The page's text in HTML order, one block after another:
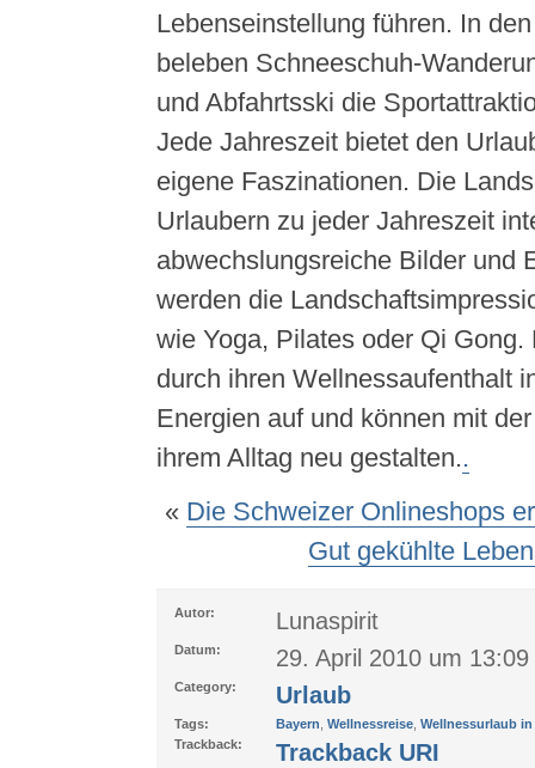
Lebenseinstellung führen. In
beleben Schneeschuh-
und Abfahrtsski die
Jede Jahreszeit bietet den
eigene Faszinationen. Die
Urlaubern zu jeder Jahreszeit
abwechslungsreiche Bilder und
werden die
wie Yoga, Pilates oder Qi Gong.
durch ihren Wellnessaufenthalt
Energien auf und können mit
ihrem Alltag neu gestalten..
« Die Schweizer Onlineshops
Gut gekühlte
Autor: Lunaspirit
Datum: 29. April 2010 um 13:09
Category: Urlaub
Tags: Bayern Wellnessreise, Wellnessurlaub
Trackback:
Trackback URI